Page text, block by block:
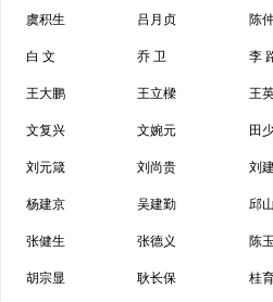
虞积生 吕月贞 陈
白 文 乔 卫 李
王大鹏 王立樑 王
文复兴 文婉元 田
刘元箴 刘尚贵 刘
杨建京 吴建勤 邱
张健生 张德义 陈
胡宗显 耿长保 桂